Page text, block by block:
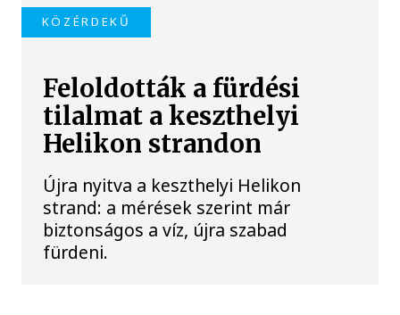
KÖZÉRDEKŰ
Feloldották a fürdési
tilalmat a keszthelyi
Helikon strandon
Újra nyitva a keszthelyi Helikon
strand: a mérések szerint már
biztonságos a víz, újra szabad
fürdeni.